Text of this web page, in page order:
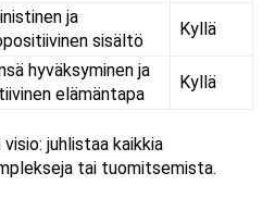
ja
sisältö
Kyllä
hyväksyminen ja
elämäntapa
Kyllä
juhlistaa kaikkia
tai tuomitsemista.